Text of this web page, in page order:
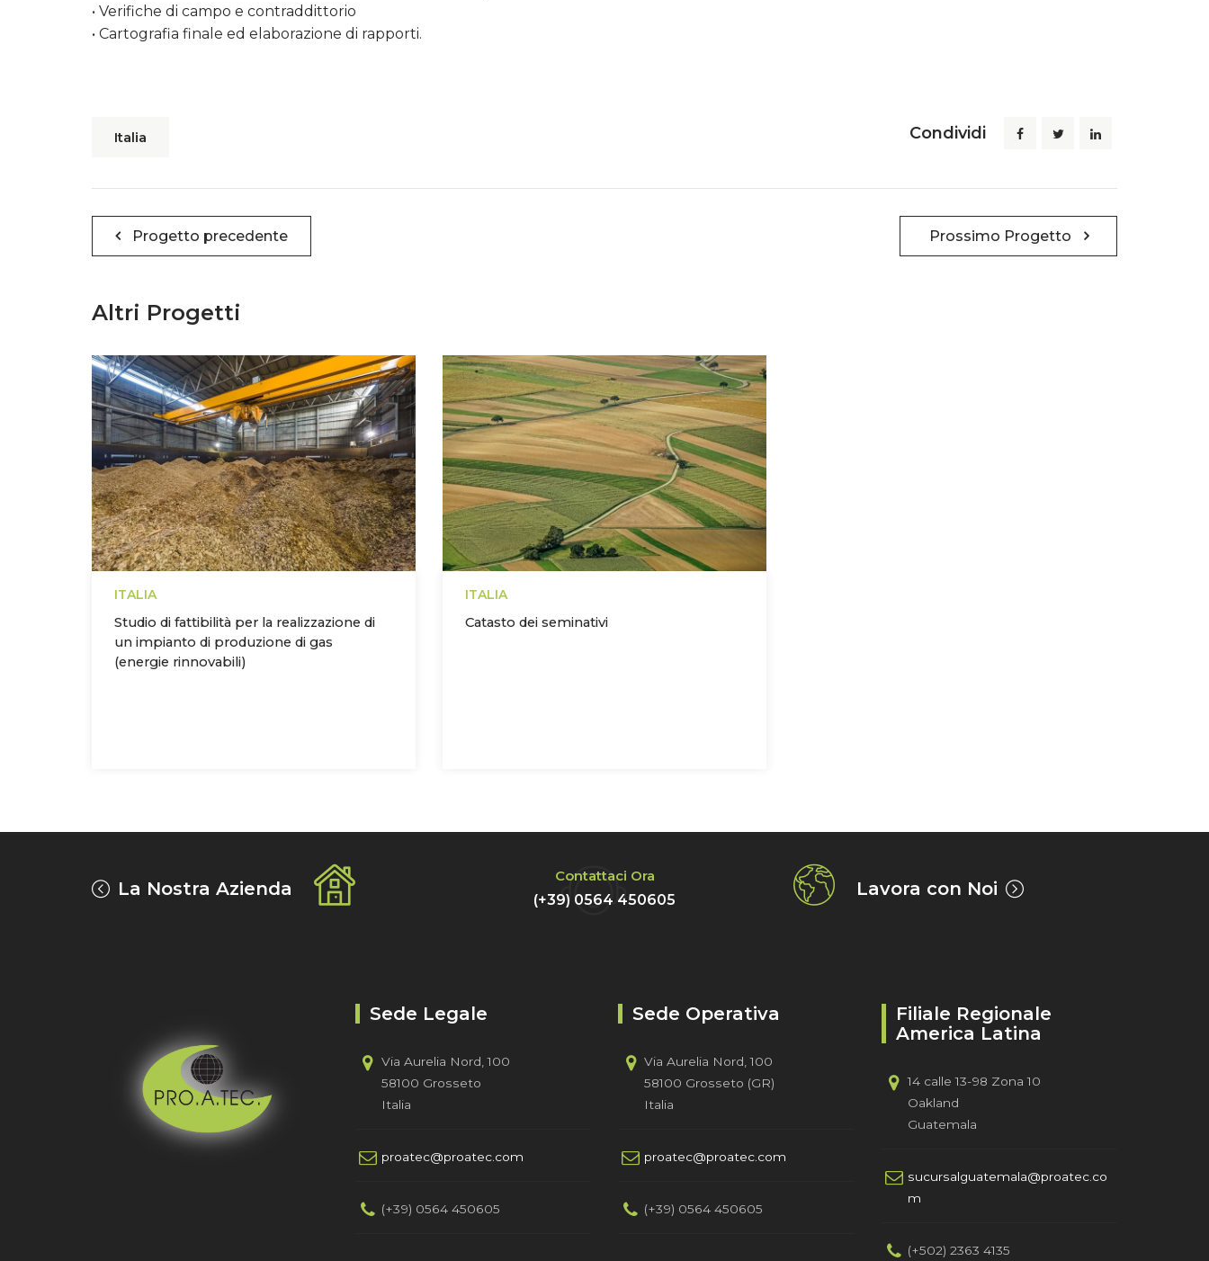
• Verifiche di campo e contraddittorio
• Cartografia finale ed elaborazione di rapporti.
Italia Condividi
Navigazione
articoli
Progetto precedente Prossimo Progetto
Altri Progetti
ITALIA
Studio di fattibilità per la realizzazione di
un impianto di produzione di gas
(energie rinnovabili)
ITALIA
Catasto dei seminativi
La Nostra Azienda
Contattaci Ora
(+39) 0564 450605
Lavora con Noi
Sede Legale
Via Aurelia Nord, 100
58100 Grosseto
Italia
proatec@proatec.com
(+39) 0564 450605
Sede Operativa
Via Aurelia Nord, 100
58100 Grosseto (GR)
Italia
proatec@proatec.com
(+39) 0564 450605
Filiale Regionale
America Latina
14 calle 13-98 Zona 10
Oakland
Guatemala
sucursalguatemala@proatec.co
m
(+502) 2363 4135